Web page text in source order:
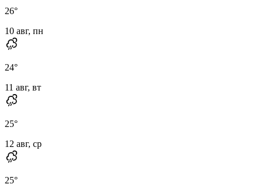
26°
10 авг, пн
24°
11 авг, вт
25°
12 авг, ср
25°